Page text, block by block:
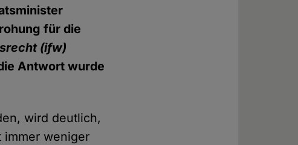
für die
(ifw)
Antwort wurde
wird deutlich,
immer weniger